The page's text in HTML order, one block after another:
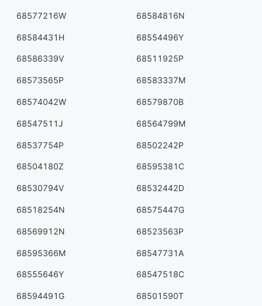
68577216W 68584816N
68584431H 68554496Y
68586339V 68511925P
68573565P 68583337M
68574042W 68579870B
68547511J 68564799M
68537754P 68502242P
68504180Z 68595381C
68530794V 68532442D
68518254N 68575447G
68569912N 68523563P
68595366M 68547731A
68555646Y 68547518C
68594491G 68501590T